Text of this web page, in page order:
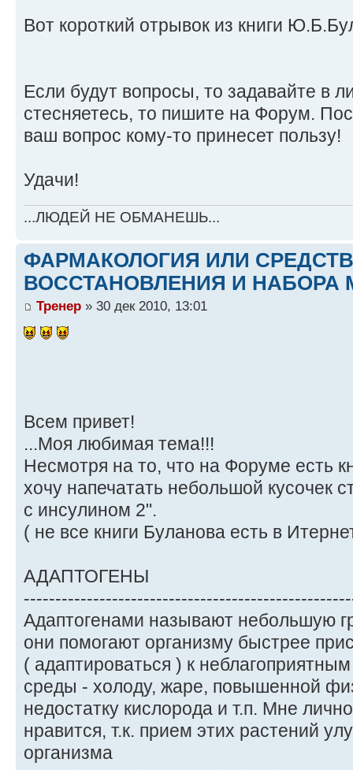
Вот короткий отрывок из книги
Если будут вопросы, то задавайте в
стесняетесь, то пишите на Форум.
ваш вопрос кому-то принесет пользу!
Удачи!
...ЛЮДЕЙ НЕ ОБМАНЕШЬ...
ФАРМАКОЛОГИЯ ИЛИ
ВОССТАНОВЛЕНИЯ И НАБОРА
Тренер » 30 дек 2010, 13:01
Всем привет!
...Моя любимая тема!!!
Несмотря на то, что на Форуме есть
хочу напечатать небольшой кусочек
с инсулином 2".
( не все книги Буланова есть в
АДАПТОГЕНЫ
Адаптогенами называют небольшую
они помогают организму быстрее
( адаптироваться ) к
среды - холоду, жаре, повышенной
недостатку кислорода и т.п. Мне
нравится, т.к. прием этих растений
организма